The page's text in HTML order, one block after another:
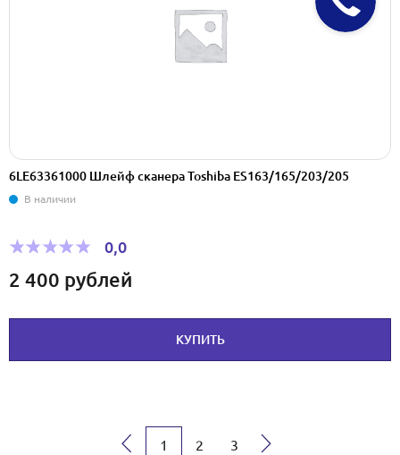
6LE63361000 Шлейф сканера Toshiba ES163/165/203/205
В наличии
0,0
2 400 рублей
КУПИТЬ
1 2 3 →